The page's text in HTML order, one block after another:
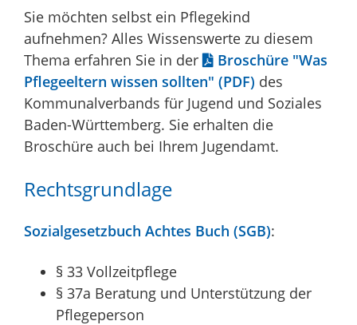
Sie möchten selbst ein Pflegekind
aufnehmen? Alles Wissenswerte zu diesem
Thema erfahren Sie in der
Broschüre "Was
Pflegeeltern wissen sollten" (PDF) des
Kommunalverbands für Jugend und Soziales
Baden-Württemberg. Sie erhalten die
Broschüre auch bei Ihrem Jugendamt.
Rechtsgrundlage
Sozialgesetzbuch Achtes Buch (SGB):
§ 33 Vollzeitpflege
§ 37a Beratung und Unterstützung der
Pflegeperson